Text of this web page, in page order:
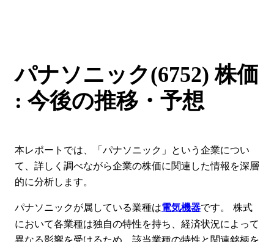
パナソニック(6752) 株価
: 今後の推移・予想
本レポートでは、「パナソニック」という企業につい
て、詳しく調べながら企業の株価に関連した情報を深層
的に分析します。
パナソニックが属している業種は電気機器です。 株式
において各業種は独自の特性を持ち、経済状況によって